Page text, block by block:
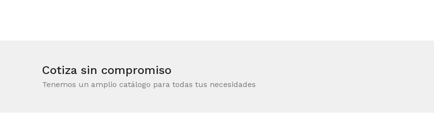
Cotiza sin compromiso
Tenemos un amplio catálogo para todas tus necesidades